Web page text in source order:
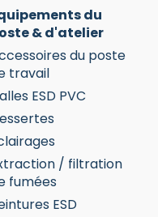
du
& d'atelier
du poste
travail
ESD PVC
/ filtration
fumées
ESD